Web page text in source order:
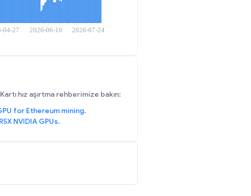
hız aşırtma rehberimize bakın:
for Ethereum mining.
NVIDIA GPUs.